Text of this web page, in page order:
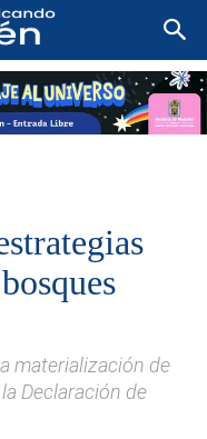
materialización de
Declaración de